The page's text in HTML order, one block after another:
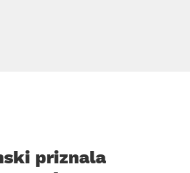
priznala